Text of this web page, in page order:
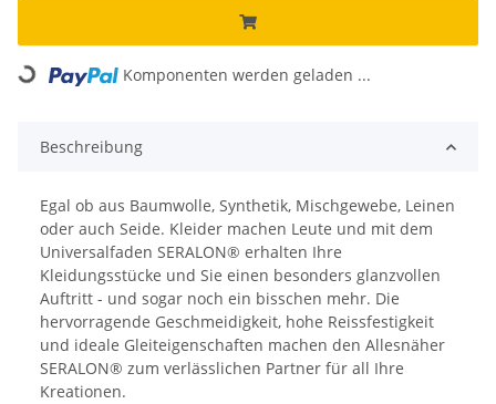
Loading... Komponenten werden geladen ...
Beschreibung
Egal ob aus Baumwolle, Synthetik, Mischgewebe, Leinen
oder auch Seide. Kleider machen Leute und mit dem
Universalfaden SERALON® erhalten Ihre
Kleidungsstücke und Sie einen besonders glanzvollen
Auftritt - und sogar noch ein bisschen mehr. Die
hervorragende Geschmeidigkeit, hohe Reissfestigkeit
und ideale Gleiteigenschaften machen den Allesnäher
SERALON® zum verlässlichen Partner für all Ihre
Kreationen.